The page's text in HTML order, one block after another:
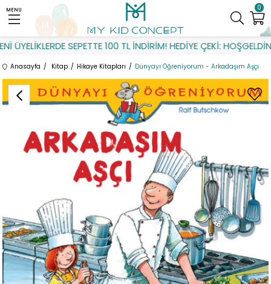
SEPETTE 100 TL İNDİRİM! HEDİYE ÇEKİ: HOŞGELDİN
0
MENU
Anasayfa Kitap Hikaye Kitapları Dünyayı Öğreniyorum - Arkadaşım Aşçı